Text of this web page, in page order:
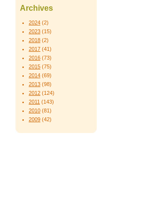
Archives
2024 (2)
2023 (15)
2018 (2)
2017 (41)
2016 (73)
2015 (75)
2014 (69)
2013 (98)
2012 (124)
2011 (143)
2010 (81)
2009 (42)